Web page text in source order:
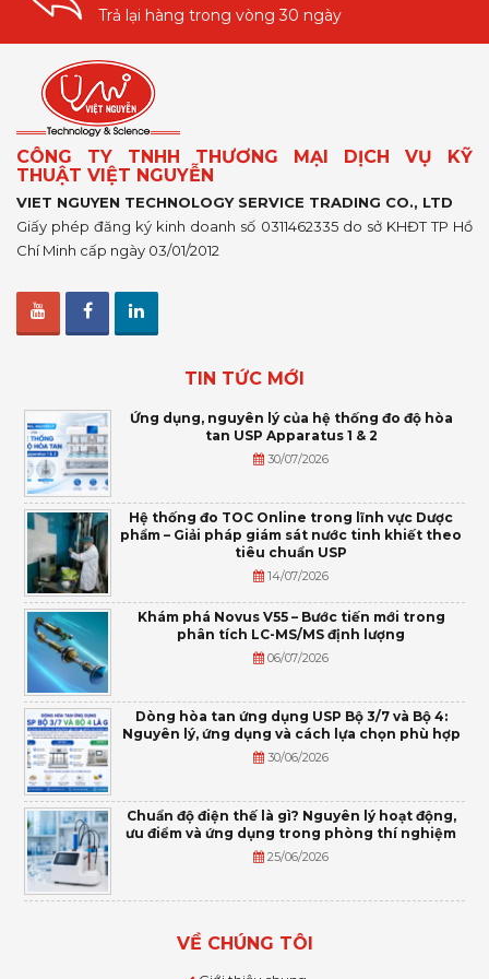
Trả lại hàng trong vòng 30 ngày
CÔNG TY TNHH THƯƠNG MẠI DỊCH VỤ KỸ
THUẬT VIỆT NGUYỄN
VIET NGUYEN TECHNOLOGY SERVICE TRADING CO., LTD
Giấy phép đăng ký kinh doanh số 0311462335 do sở KHĐT TP Hồ
Chí Minh cấp ngày 03/01/2012
TIN TỨC MỚI
Ứng dụng, nguyên lý của hệ thống đo độ hòa
tan USP Apparatus 1 & 2
30/07/2026
Hệ thống đo TOC Online trong lĩnh vực Dược
phẩm – Giải pháp giám sát nước tinh khiết theo
tiêu chuẩn USP
14/07/2026
Khám phá Novus V55 – Bước tiến mới trong
phân tích LC-MS/MS định lượng
06/07/2026
Dòng hòa tan ứng dụng USP Bộ 3/7 và Bộ 4:
Nguyên lý, ứng dụng và cách lựa chọn phù hợp
30/06/2026
Chuẩn độ điện thế là gì? Nguyên lý hoạt động,
ưu điểm và ứng dụng trong phòng thí nghiệm
25/06/2026
VỀ CHÚNG TÔI